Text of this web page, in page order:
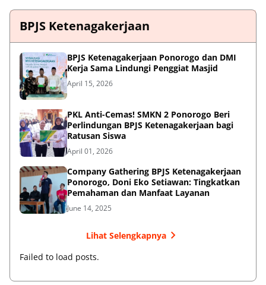
BPJS Ketenagakerjaan
BPJS Ketenagakerjaan Ponorogo dan DMI
Kerja Sama Lindungi Penggiat Masjid
April 15, 2026
PKL Anti-Cemas! SMKN 2 Ponorogo Beri
Perlindungan BPJS Ketenagakerjaan bagi
Ratusan Siswa
April 01, 2026
Company Gathering BPJS Ketenagakerjaan
Ponorogo, Doni Eko Setiawan: Tingkatkan
Pemahaman dan Manfaat Layanan
June 14, 2025
Lihat Selengkapnya
Failed to load posts.